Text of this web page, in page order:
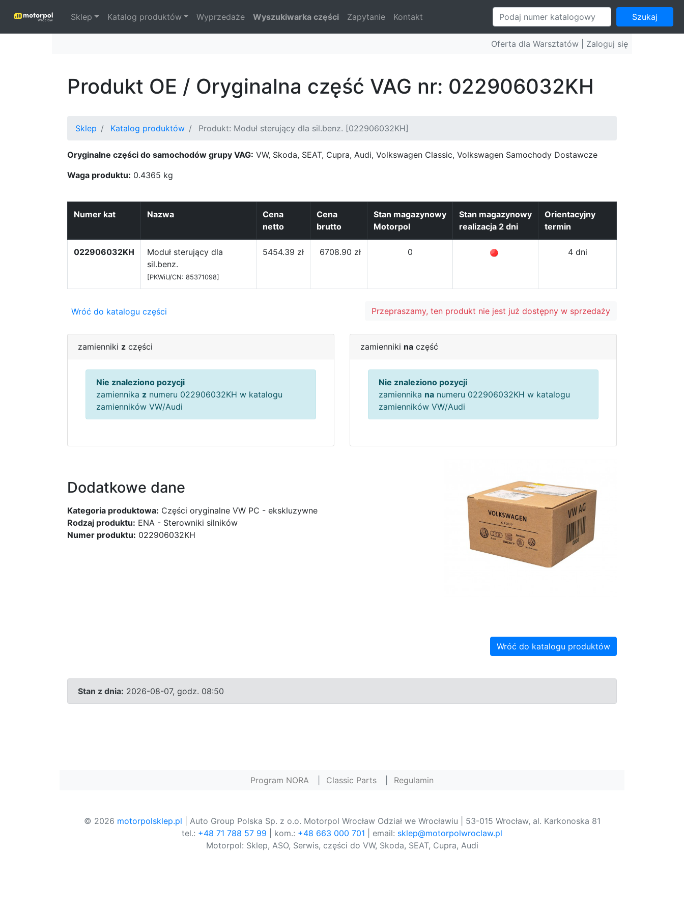
Sklep Katalog produktów Wyprzedaże Wyszukiwarka części Zapytanie Kontakt Szukaj
Oferta dla Warsztatów | Zaloguj się
Produkt OE / Oryginalna część VAG nr: 022906032KH
Sklep Katalog produktów Produkt: Moduł sterujący dla sil.benz. [022906032KH]
Oryginalne części do samochodów grupy VAG: VW, Skoda, SEAT, Cupra, Audi, Volkswagen Classic, Volkswagen Samochody Dostawcze
Waga produktu: 0.4365 kg
Numer kat Nazwa
Cena
netto
Cena
brutto
Stan magazynowy
Motorpol
Stan magazynowy
realizacja 2 dni
Orientacyjny
termin
022906032KH
Moduł sterujący dla
sil.benz.
[PKWiU/CN: 85371098]
5454.39 zł 6708.90 zł 0 4 dni
Wróć do katalogu części Przepraszamy, ten produkt nie jest już dostępny w sprzedaży
zamienniki z części
Nie znaleziono pozycji
zamiennika z numeru 022906032KH w katalogu
zamienników VW/Audi
zamienniki na część
Nie znaleziono pozycji
zamiennika na numeru 022906032KH w katalogu
zamienników VW/Audi
Dodatkowe dane
Kategoria produktowa: Części oryginalne VW PC - ekskluzywne
Rodzaj produktu: ENA - Sterowniki silników
Numer produktu: 022906032KH
Wróć do katalogu produktów
Stan z dnia: 2026-08-07, godz. 08:50
Program NORA Classic Parts Regulamin
© 2026 motorpolsklep.pl | Auto Group Polska Sp. z o.o. Motorpol Wrocław Odział we Wrocławiu | 53-015 Wrocław, al. Karkonoska 81
tel.: +48 71 788 57 99 | kom.: +48 663 000 701 | email: sklep@motorpolwroclaw.pl
Motorpol: Sklep, ASO, Serwis, części do VW, Skoda, SEAT, Cupra, Audi